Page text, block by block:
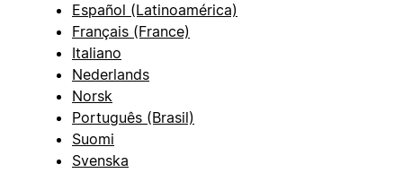
Español (Latinoamérica)
Français (France)
Italiano
Nederlands
Norsk
Português (Brasil)
Suomi
Svenska